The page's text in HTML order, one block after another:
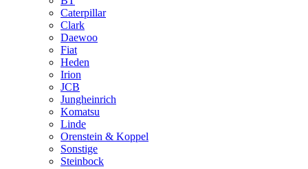
Caterpillar
Clark
Daewoo
Fiat
Heden
Irion
JCB
Jungheinrich
Komatsu
Linde
Orenstein & Koppel
Sonstige
Steinbock